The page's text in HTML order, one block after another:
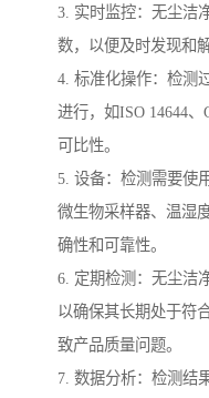
3. 实时监控：无尘洁
数，以便及时发现和
4. 标准化操作：检测
进行，如ISO 14644
可比性。
5. 设备：检测需要使
微生物采样器、温湿
确性和可靠性。
6. 定期检测：无尘洁
以确保其长期处于符
致产品质量问题。
7. 数据分析：检测结